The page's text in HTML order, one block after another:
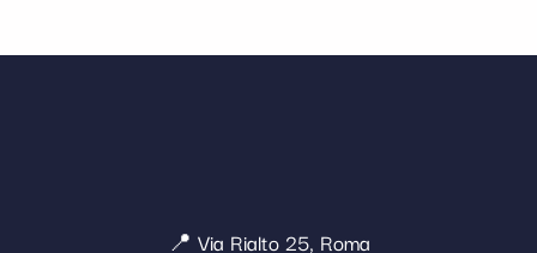
📍 Via Rialto 25, Roma